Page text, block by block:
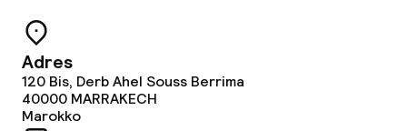
Adres
120 Bis, Derb Ahel Souss Berrima
40000 MARRAKECH
Marokko